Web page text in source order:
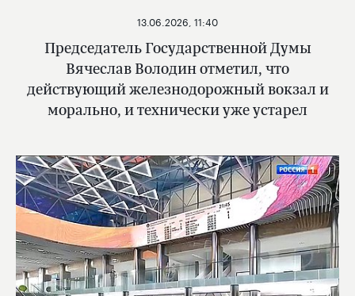
Председатель Государственной Думы
Вячеслав Володин отметил, что
действующий железнодорожный вокзал и
морально, и технически уже устарел
13.06.2026, 11:40